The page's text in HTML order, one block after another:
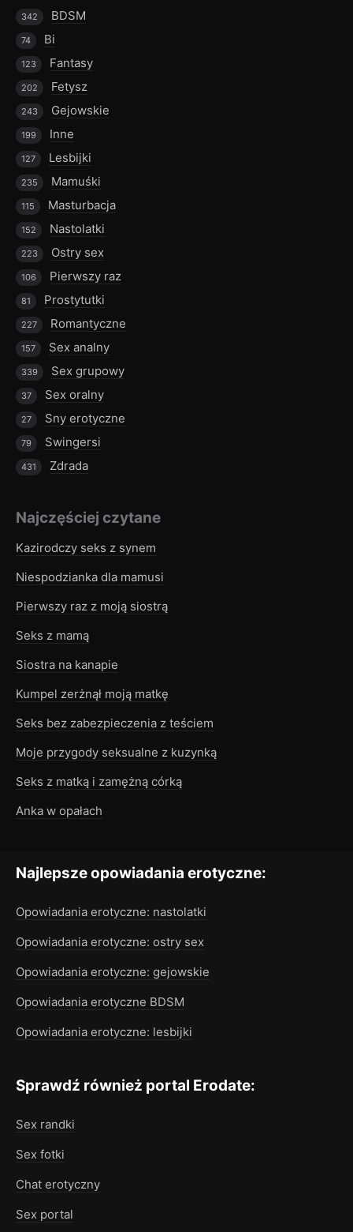
BDSM
342
Bi
74
Fantasy
123
Fetysz
202
Gejowskie
243
Inne
199
Lesbijki
127
Mamuśki
235
Masturbacja
115
Nastolatki
152
Ostry sex
223
Pierwszy raz
106
Prostytutki
81
Romantyczne
227
Sex analny
157
Sex grupowy
339
Sex oralny
37
Sny erotyczne
27
Swingersi
79
Zdrada
431
Najczęściej czytane
Kazirodczy seks z synem
Niespodzianka dla mamusi
Pierwszy raz z moją siostrą
Seks z mamą
Siostra na kanapie
Kumpel zerżnął moją matkę
Seks bez zabezpieczenia z teściem
Moje przygody seksualne z kuzynką
Seks z matką i zamężną córką
Anka w opałach
Najlepsze opowiadania erotyczne:
Opowiadania erotyczne: nastolatki
Opowiadania erotyczne: ostry sex
Opowiadania erotyczne: gejowskie
Opowiadania erotyczne BDSM
Opowiadania erotyczne: lesbijki
Sprawdź również portal Erodate:
Sex randki
Sex fotki
Chat erotyczny
Sex portal